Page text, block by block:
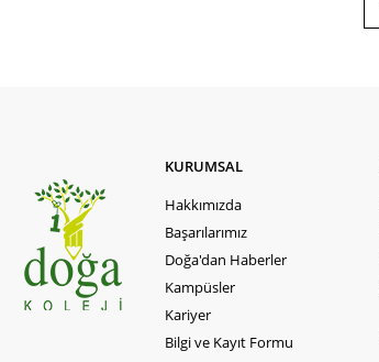
KURUMSAL
Hakkımızda
Başarılarımız
Doğa'dan Haberler
Kampüsler
Kariyer
Bilgi ve Kayıt Formu